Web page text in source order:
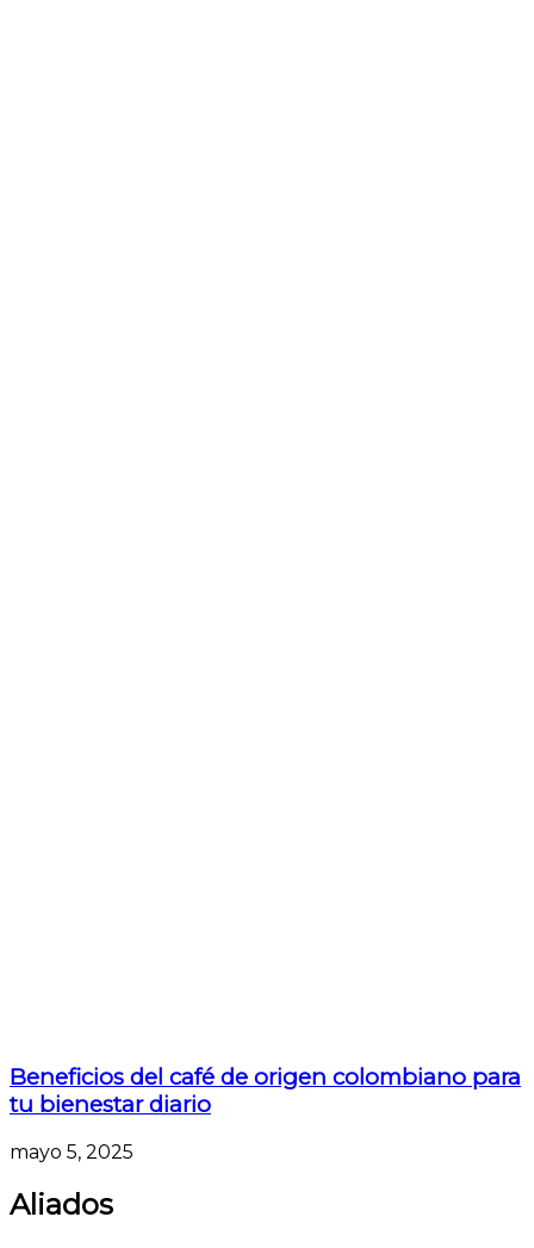
Beneficios del café de origen colombiano para
tu bienestar diario
mayo 5, 2025
Aliados